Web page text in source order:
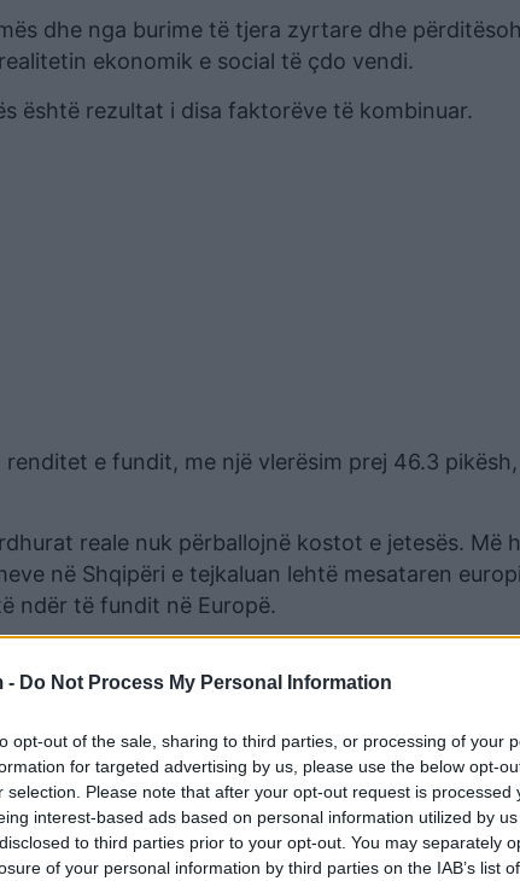
- Do Not Process My Personal Information
opt-out of the sale, sharing to third parties, or processing of your
for targeted advertising by us, please use the below opt-
selection. Please note that after your opt-out request is processed
interest-based ads based on personal information utilized by
to third parties prior to your opt-out. You may separately
of your personal information by third parties on the IAB’s list
dhe nga burime të tjera zyrtare dhe
ekonomik e social të çdo vendi.
është rezultat i disa faktorëve të kombinuar.
e fundit, me një vlerësim prej 46.3
reale nuk përballojnë kostot e jetesës. Më
në Shqipëri e tejkaluan lehtë mesataren
ndër të fundit në Europë.
të buxhetit për tu ushqyer, në krahasim me 13%
dhe të ardhurave është më i pafavorshmi
së një apartamenti.
për të blerë një apartament mesatar, ku një